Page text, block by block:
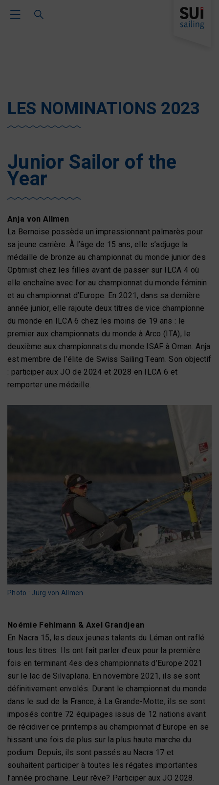
Toggle Main Navigation
LES NOMINATIONS 2023
Junior Sailor of the
Year
Photo : Jürg von Allmen
Anja von Allmen
La Bernoise possède un impressionnant palmarès pour
sa jeune carrière. À l’âge de 15 ans, elle s’adjuge la
médaille de bronze au championnat du monde junior des
Optimist chez les filles avant de passer sur ILCA 4 où
elle enchaîne avec l’or au championnat du monde féminin
et au championnat d’Europe. En 2021, dans sa dernière
année junior, elle rajoute deux titres de vice championne
du monde en ILCA 6 chez les moins de 19 ans : le
premier aux championnats du monde à Arco (ITA), le
deuxième aux championnats du monde ISAF à Oman. Anja
est membre de l’élite de Swiss Sailing Team. Son objectif
: participer aux JO de 2024 et 2028 en ILCA 6 et
remporter une médaille.
Noémie Fehlmann & Axel Grandjean
En Nacra 15, les deux jeunes talents du Léman ont raflé
tous les titres. Ils ont fait parler d’eux pour la première
fois en terminant 4es des championnats d’Europe 2021
sur le lac de Silvaplana. En novembre 2021, ils se sont
définitivement envolés. Durant le championnat du monde
dans le sud de la France, à La Grande-Motte, ils se sont
imposés contre 72 équipages issus de 12 nations avant
de récidiver ce printemps au championnat d’Europe en se
hissant une fois de plus sur la plus haute marche du
podium. Depuis, ils sont passés au Nacra 17 et
souhaitent participer à toutes les régates importantes
l’année prochaine. Leur rêve? Participer aux JO 2028.